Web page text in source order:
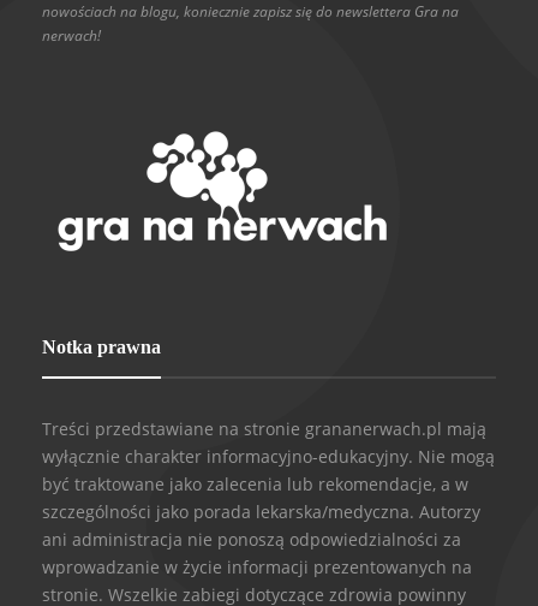
nowościach na blogu, koniecznie zapisz się do newslettera Gra na
nerwach!
Notka prawna
Treści przedstawiane na stronie grananerwach.pl mają
wyłącznie charakter informacyjno-edukacyjny. Nie mogą
być traktowane jako zalecenia lub rekomendacje, a w
szczególności jako porada lekarska/medyczna. Autorzy
ani administracja nie ponoszą odpowiedzialności za
wprowadzanie w życie informacji prezentowanych na
stronie. Wszelkie zabiegi dotyczące zdrowia powinny